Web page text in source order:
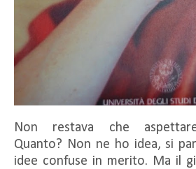
Non restava che
Quanto? Non ne ho idea, si
idee confuse in merito. Ma il